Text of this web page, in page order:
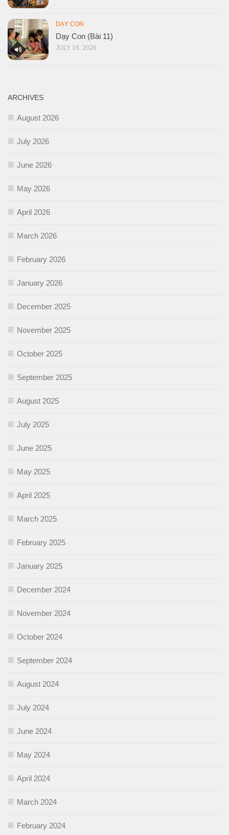
DẠY CON
Dạy Con (Bài 11)
JULY 16, 2026
ARCHIVES
August 2026
July 2026
June 2026
May 2026
April 2026
March 2026
February 2026
January 2026
December 2025
November 2025
October 2025
September 2025
August 2025
July 2025
June 2025
May 2025
April 2025
March 2025
February 2025
January 2025
December 2024
November 2024
October 2024
September 2024
August 2024
July 2024
June 2024
May 2024
April 2024
March 2024
February 2024